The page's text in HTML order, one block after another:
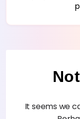
It seems we